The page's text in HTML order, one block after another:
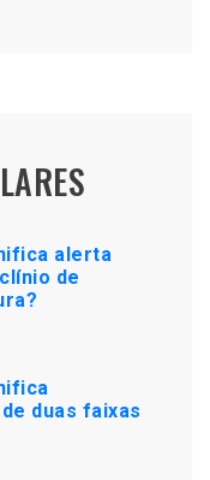
alerta
de
duas faixas